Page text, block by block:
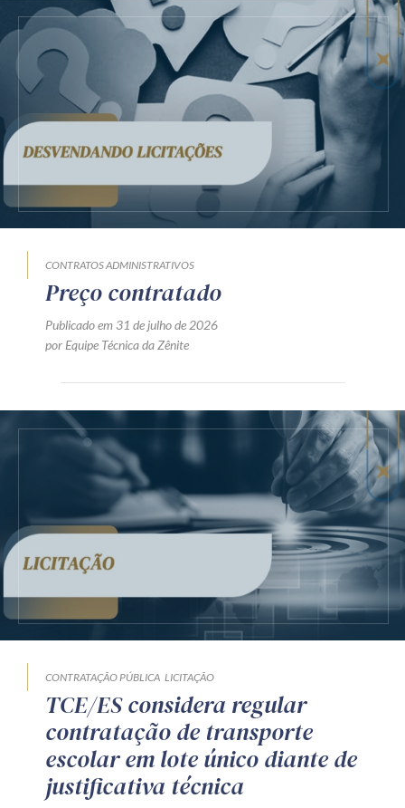
CONTRATOS ADMINISTRATIVOS
Preço contratado
Publicado em 31 de julho de 2026
por Equipe Técnica da Zênite
CONTRATAÇÃO PÚBLICA LICITAÇÃO
TCE/ES considera regular
contratação de transporte
escolar em lote único diante de
justificativa técnica